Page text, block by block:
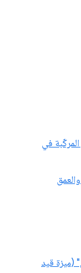
المركّبة في
(ميزة قيد